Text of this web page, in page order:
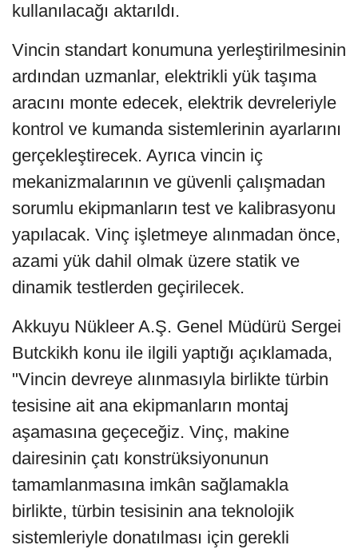
kullanılacağı aktarıldı.
Vincin standart konumuna yerleştirilmesinin
ardından uzmanlar, elektrikli yük taşıma
aracını monte edecek, elektrik devreleriyle
kontrol ve kumanda sistemlerinin ayarlarını
gerçekleştirecek. Ayrıca vincin iç
mekanizmalarının ve güvenli çalışmadan
sorumlu ekipmanların test ve kalibrasyonu
yapılacak. Vinç işletmeye alınmadan önce,
azami yük dahil olmak üzere statik ve
dinamik testlerden geçirilecek.
Akkuyu Nükleer A.Ş. Genel Müdürü Sergei
Butckikh konu ile ilgili yaptığı açıklamada,
"Vincin devreye alınmasıyla birlikte türbin
tesisine ait ana ekipmanların montaj
aşamasına geçeceğiz. Vinç, makine
dairesinin çatı konstrüksiyonunun
tamamlanmasına imkân sağlamakla
birlikte, türbin tesisinin ana teknolojik
sistemleriyle donatılması için gerekli